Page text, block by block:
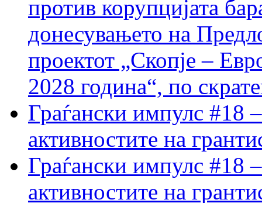
против корупцијата
донесувањето на
проектот „Скопје –
2028 година“, по
Граѓански импулс #18
активностите на
Граѓански импулс #18
активностите на